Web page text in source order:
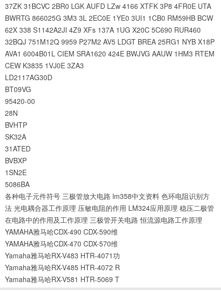
37ZK 31BCVC 2BR0 LGK AUFD LZw 4166 XTFK 3P8 4FR0E UTA
BWRTG 866025G 3M3 3L 2EC0E 1YE0 3UI1 1CB0 RM59HB BCW
62X 338 S1142A2JI 4Z9 XFs 137A 1UG X20C 5C690 RUR460
32BQJ 751M12Q 9959 P27M2 AV5 LDGT BREA 25RG1 NYB X18P
AVA1 6004B01L CIEM SRA1620 424E BWJVG AAUW 1HM3 RTEM
CEW K3835 1VJ0E 3ZA3
LD2117AG30D
BT09VG
95420-00
28N
BVHTP
SK32A
31ATED
BVBXP
1SN2E
5086BA
各种电子元件符号 三极管放大电路 lm358中文资料 色环电阻识别方
法 光电耦合器工作原理 压敏电阻的作用 LM324应用原理 稳压二极管
在电路中的作用及工作原理 三极管开关电路 恒流源电路工作原理
YAMAHA雅马哈CDX-490 CDX-590维
YAMAHA雅马哈CDX-470 CDX-570维
Yamaha雅马哈RX-V483 HTR-4071功
Yamaha雅马哈RX-V485 HTR-4072 R
Yamaha雅马哈RX-V581 HTR-5069 T